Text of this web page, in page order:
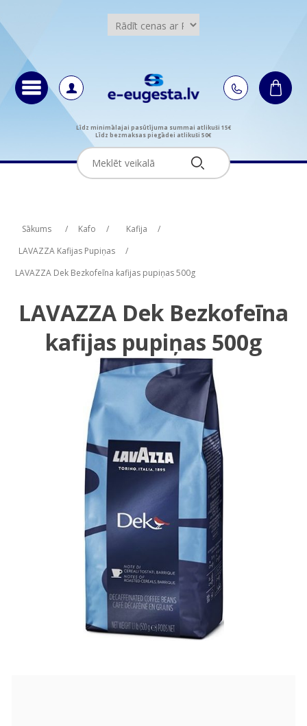
Līdz minimālajai pasūtījuma summai atlikuši 15€
Līdz bezmaksas piegādei atlikuši 50€
Sākums / Kafo / Kafija
/
LAVAZZA Kafijas Pupiņas
/
LAVAZZA Dek Bezkofeīna kafijas pupiņas 500g
LAVAZZA Dek Bezkofeīna
kafijas pupiņas 500g